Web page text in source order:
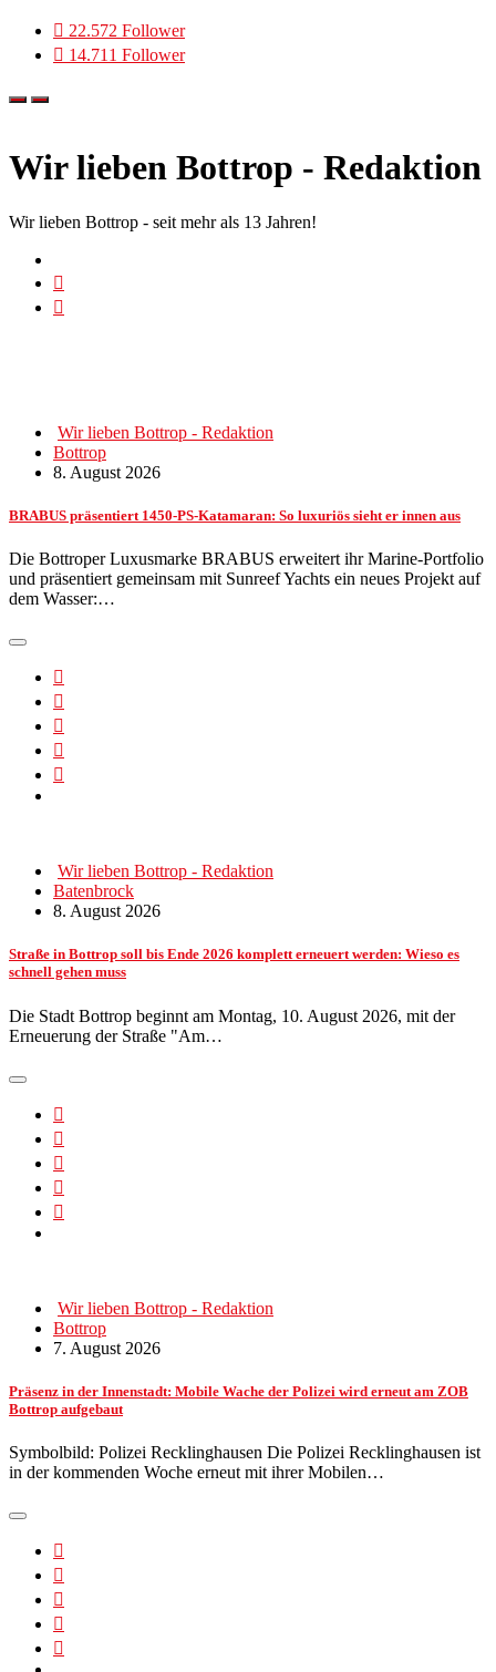
22.572 Follower
14.711 Follower
Wir lieben Bottrop - Redaktion
Wir lieben Bottrop - seit mehr als 13 Jahren!
Wir lieben Bottrop - Redaktion
Bottrop
8. August 2026
BRABUS präsentiert 1450-PS-Katamaran: So luxuriös sieht er innen aus
Die Bottroper Luxusmarke BRABUS erweitert ihr Marine-Portfolio
und präsentiert gemeinsam mit Sunreef Yachts ein neues Projekt auf
dem Wasser:…
Wir lieben Bottrop - Redaktion
Batenbrock
8. August 2026
Straße in Bottrop soll bis Ende 2026 komplett erneuert werden: Wieso es
schnell gehen muss
Die Stadt Bottrop beginnt am Montag, 10. August 2026, mit der
Erneuerung der Straße "Am…
Wir lieben Bottrop - Redaktion
Bottrop
7. August 2026
Präsenz in der Innenstadt: Mobile Wache der Polizei wird erneut am ZOB
Bottrop aufgebaut
Symbolbild: Polizei Recklinghausen Die Polizei Recklinghausen ist
in der kommenden Woche erneut mit ihrer Mobilen…